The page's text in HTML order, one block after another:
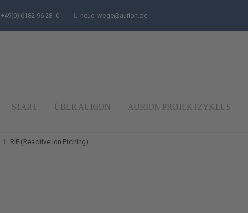
+49(0) 6182 96 28 -0 neue_wege@aurion.de
START ÜBER AURION AURION PROJEKTZYKLUS
RIE (Reactive Ion Etching)